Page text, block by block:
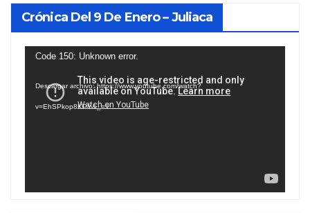
Crónica Del 9 De Enero – Juliaca
Reproductor
vídeo
Code 150: Unknown error.
Descargar archivo: https://www.youtube.com/watch?
v=EhSPkop8KPY&_=1